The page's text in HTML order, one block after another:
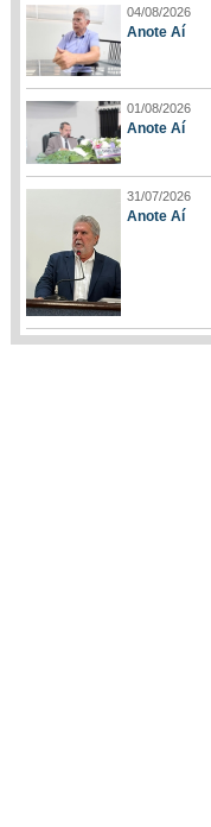
04/08/2026
Anote Aí
01/08/2026
Anote Aí
31/07/2026
Anote Aí